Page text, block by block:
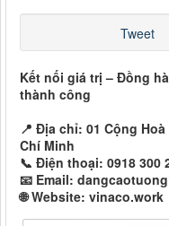
Tweet
Kết nối giá trị – Đồng
thành công
📍 Địa chỉ: 01 Cộng
Chí Minh
📞 Điện thoại: 0918 300
📧 Email:
🌐 Website: vinaco.work